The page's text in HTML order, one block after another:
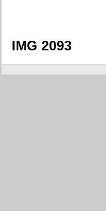
IMG 2093